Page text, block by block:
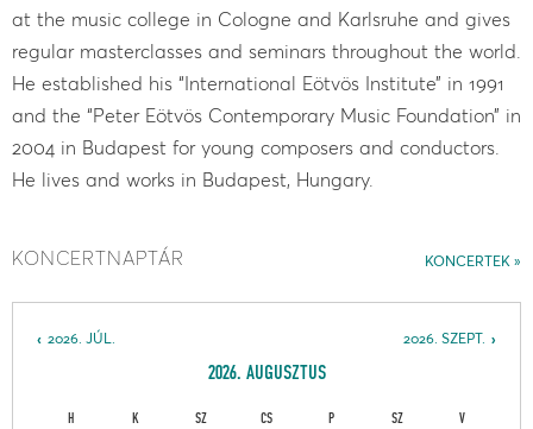
at the music college in Cologne and Karlsruhe and gives
regular masterclasses and seminars throughout the world.
He established his “International Eötvös Institute” in 1991
and the “Peter Eötvös Contemporary Music Foundation” in
2004 in Budapest for young composers and conductors.
He lives and works in Budapest, Hungary.
KONCERTEK
KONCERTNAPTÁR
2026. SZEPT.
2026. JÚL.
2026. AUGUSZTUS
H K SZ CS P SZ V